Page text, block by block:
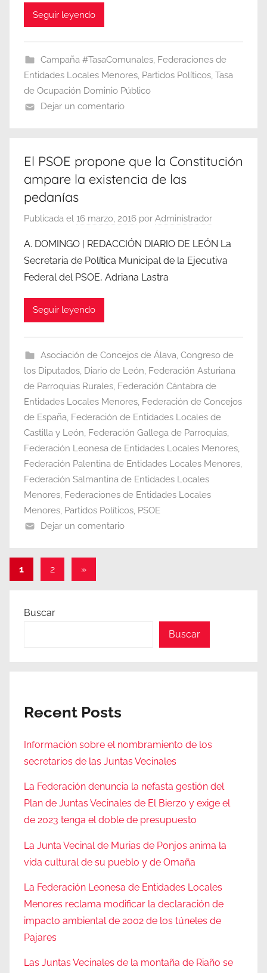
Seguir leyendo
Campaña #TasaComunales, Federaciones de
Entidades Locales Menores, Partidos Políticos, Tasa
de Ocupación Dominio Público
Dejar un comentario
El PSOE propone que la Constitución
ampare la existencia de las
pedanías
Publicada el 16 marzo, 2016 por Administrador
A. DOMINGO | REDACCIÓN DIARIO DE LEÓN La
Secretaria de Política Municipal de la Ejecutiva
Federal del PSOE, Adriana Lastra
Seguir leyendo
Asociación de Concejos de Álava, Congreso de
los Diputados, Diario de León, Federación Asturiana
de Parroquias Rurales, Federación Cántabra de
Entidades Locales Menores, Federación de Concejos
de España, Federación de Entidades Locales de
Castilla y León, Federación Gallega de Parroquias,
Federación Leonesa de Entidades Locales Menores,
Federación Palentina de Entidades Locales Menores,
Federación Salmantina de Entidades Locales
Menores, Federaciones de Entidades Locales
Menores, Partidos Políticos, PSOE
Dejar un comentario
Paginación
entradas
1 2
Entradas
»
Buscar
Buscar
Recent Posts
Información sobre el nombramiento de los
secretarios de las Juntas Vecinales
La Federación denuncia la nefasta gestión del
Plan de Juntas Vecinales de El Bierzo y exige el
de 2023 tenga el doble de presupuesto
La Junta Vecinal de Murias de Ponjos anima la
vida cultural de su pueblo y de Omaña
La Federación Leonesa de Entidades Locales
Menores reclama modificar la declaración de
impacto ambiental de 2002 de los túneles de
Pajares
Las Juntas Vecinales de la montaña de Riaño se